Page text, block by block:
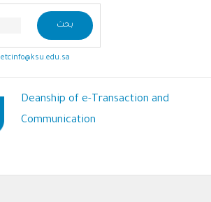
etcinfo@ksu.edu.sa
Deanship of e-Transaction and
Communication